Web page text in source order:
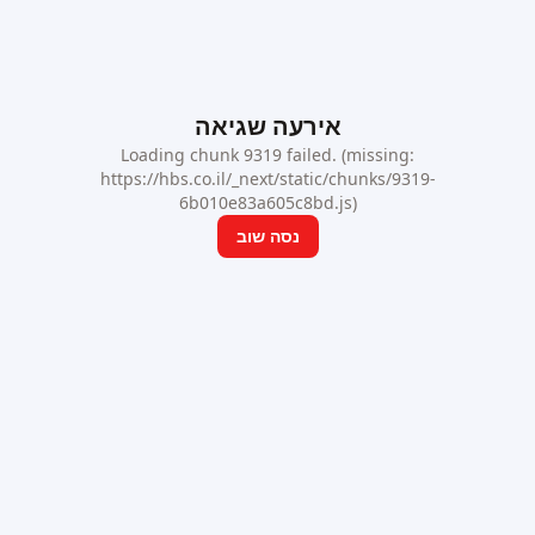
אירעה שגיאה
Loading chunk 9319 failed. (missing:
https://hbs.co.il/_next/static/chunks/9319-
6b010e83a605c8bd.js)